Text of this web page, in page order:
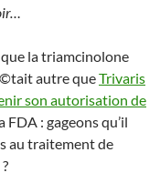
la triamcinolone
autre queTrivaris
son autorisation de
FDA : gageons qu’il
au traitement de